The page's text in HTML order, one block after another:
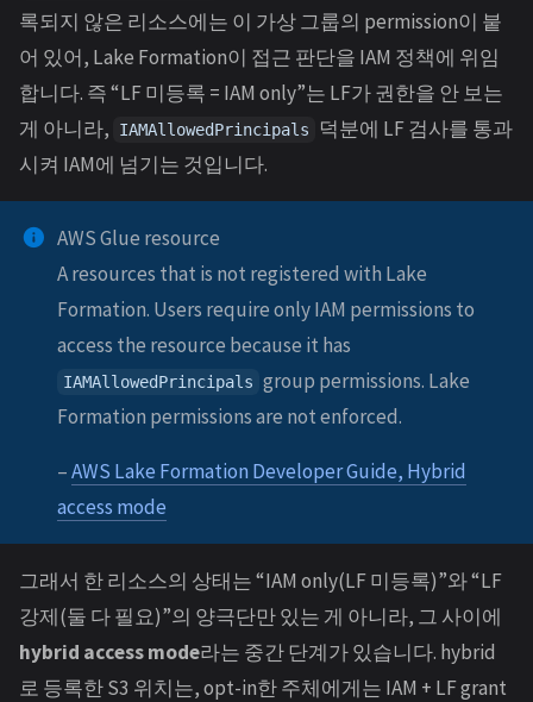
록되지 않은 리소스에는 이 가상 그룹의 permission이 붙
어 있어, Lake Formation이 접근 판단을 IAM 정책에 위임
합니다. 즉 “LF 미등록 = IAM only”는 LF가 권한을 안 보는
게 아니라,
IAMAllowedPrincipals
덕분에 LF 검사를 통과
시켜 IAM에 넘기는 것입니다.
AWS Glue resource
A resources that is not registered with Lake
Formation. Users require only IAM permissions to
access the resource because it has
IAMAllowedPrincipals group permissions. Lake
Formation permissions are not enforced.
–AWS Lake Formation Developer Guide, Hybrid
access mode
그래서 한 리소스의 상태는 “IAM only(LF 미등록)”와 “LF
강제(둘 다 필요)”의 양극단만 있는 게 아니라, 그 사이에
hybrid access mode라는 중간 단계가 있습니다. hybrid
로 등록한 S3 위치는, opt-in한 주체에게는 IAM + LF grant